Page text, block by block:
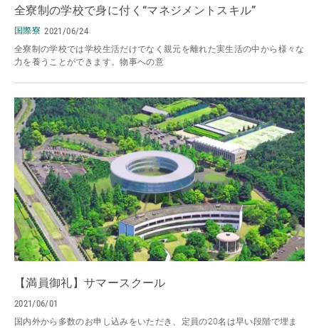
全寮制の学校で身に付く“マネジメントスキル”
国際寮 2021/06/24
全寮制の学校では学校生活だけでなく親元を離れた実生活の中から様々な
力を養うことができます。物事への意
【満員御礼】サマースクール
2021/06/01
国内外から多数のお申し込みをいただき、定員の20名は早い段階で埋ま